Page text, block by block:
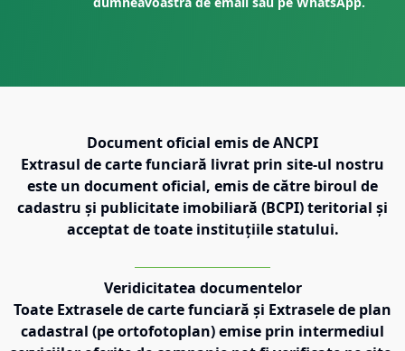
Document oficial emis de ANCPI
Extrasul de carte funciară livrat prin site-ul nostru
este un document oficial, emis de către biroul de
cadastru și publicitate imobiliară (BCPI) teritorial și
acceptat de toate instituțiile statului.
Veridicitatea documentelor
Toate Extrasele de carte funciară și Extrasele de plan
cadastral (pe ortofotoplan) emise prin intermediul